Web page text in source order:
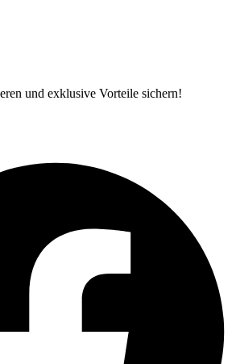
und exklusive Vorteile sichern!